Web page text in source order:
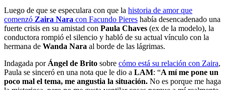
Luego de que se especulara con que la historia de amor que
comenzó Zaira Nara con Facundo Pieres había desencadenado una
fuerte crisis en su amistad con Paula Chaves (ex de la modelo), la
conductora rompió el silencio y habló de su actual vínculo con la
hermana de Wanda Nara al borde de las lágrimas.
Indagada por Ángel de Brito sobre cómo está su relación con Zaira,
Paula se sinceró en una nota que le dio a LAM: “A mí me pone un
poco mal el tema, me angustia la situación. No es porque me haga